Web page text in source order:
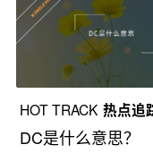
HOT TRACK 热点追
DC是什么意思？